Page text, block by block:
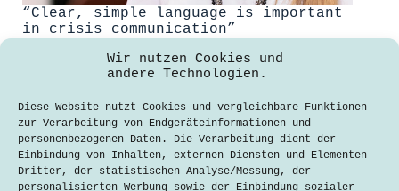
Wir nutzen Cookies und
andere Technologien.
Diese Website nutzt Cookies und vergleichbare Funktionen
zur Verarbeitung von Endgeräteinformationen und
personenbezogenen Daten. Die Verarbeitung dient der
Einbindung von Inhalten, externen Diensten und Elementen
Dritter, der statistischen Analyse/Messung, der
personalisierten Werbung sowie der Einbindung sozialer
“Clear, simple language is important
in crisis communication”
Sofia Darie
6. Juni 2022
the first case of the Corona virus to
occur in Germany. The company, based
in Stockdorf near Munich, found
itself in the eye of the storm
overnight. Through its communication